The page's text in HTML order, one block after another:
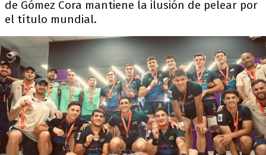
de Gómez Cora mantiene la ilusión de pelear por
el título mundial.